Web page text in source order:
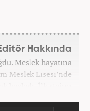
Hakkında
Meslek hayatına
Meslek Lisesi’nde
başladı. İlk stajını